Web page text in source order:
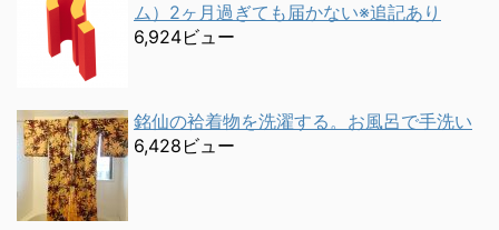
ム）2ヶ月過ぎても届かない※追記あり
6,924ビュー
銘仙の袷着物を洗濯する。お風呂で手洗い
6,428ビュー